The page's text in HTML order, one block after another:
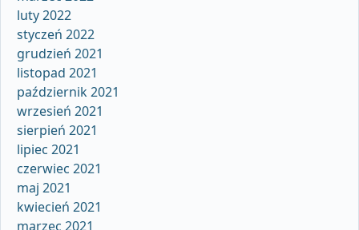
luty 2022
styczeń 2022
grudzień 2021
listopad 2021
październik 2021
wrzesień 2021
sierpień 2021
lipiec 2021
czerwiec 2021
maj 2021
kwiecień 2021
marzec 2021